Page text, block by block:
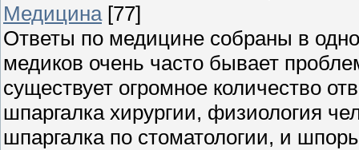
Медицина [77]
Ответы по медицине собраны в
медиков очень часто бывает
существует огромное количество
шпаргалка хирургии, физиология
шпаргалка по стоматологии, и